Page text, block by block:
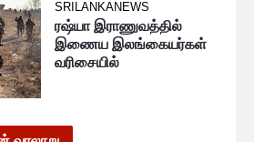
SRILANKANEWS
ரஷ்யா இராணுவத்தில்
இணைய இலங்கையர்கள்
வரிசையில்